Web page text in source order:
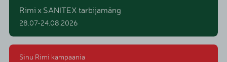
Rimi x SANITEX tarbijamäng
28.07-24.08.2026
Sinu Rimi kampaania